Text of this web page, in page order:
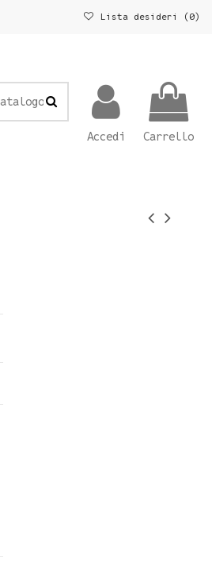
Lista desideri (0)
Accedi Carrello